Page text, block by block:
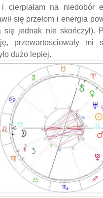
i cierpiałam na niedobór
się przełom i energia
się jednak nie skończył).
przewartościowały mi
dużo lepiej.